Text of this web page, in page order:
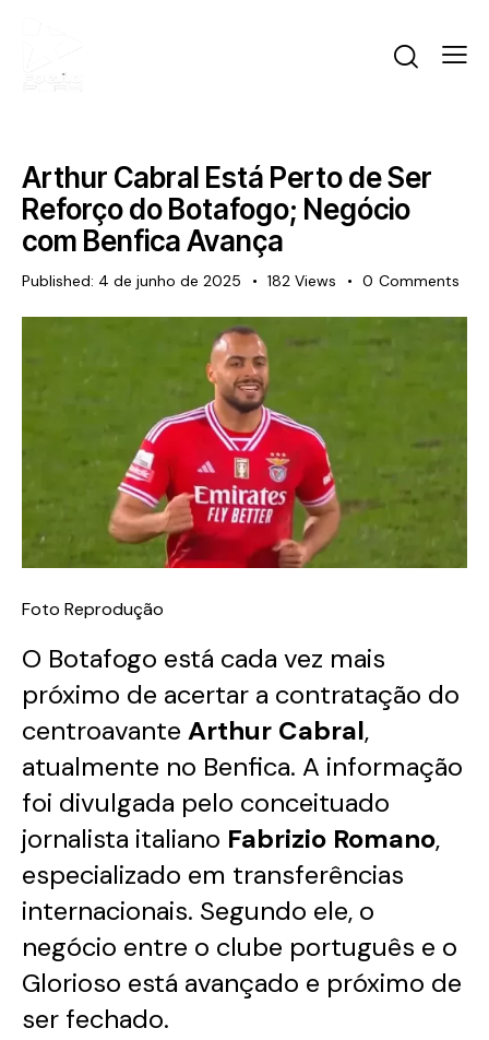
Arthur Cabral Está Perto de Ser
Reforço do Botafogo; Negócio
com Benfica Avança
Published: 4 de junho de 2025 182 Views 0 Comments
Foto Reprodução
O Botafogo está cada vez mais
próximo de acertar a contratação do
centroavante Arthur Cabral,
atualmente no Benfica. A informação
foi divulgada pelo conceituado
jornalista italiano Fabrizio Romano,
especializado em transferências
internacionais. Segundo ele, o
negócio entre o clube português e o
Glorioso está avançado e próximo de
ser fechado.